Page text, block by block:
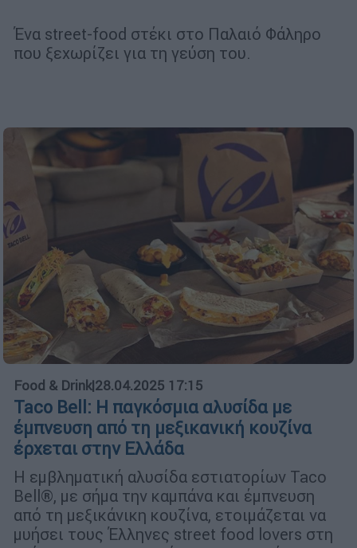
Ένα street-food στέκι στο Παλαιό Φάληρο
που ξεχωρίζει για τη γεύση του.
Food & Drink|28.04.2025 17:15
Taco Bell: Η παγκόσμια αλυσίδα με
έμπνευση από τη μεξικανική κουζίνα
έρχεται στην Ελλάδα
Η εμβληματική αλυσίδα εστιατορίων Taco
Bell®, με σήμα την καμπάνα και έμπνευση
από τη μεξικάνικη κουζίνα, ετοιμάζεται να
μυήσει τους Έλληνες street food lovers στη